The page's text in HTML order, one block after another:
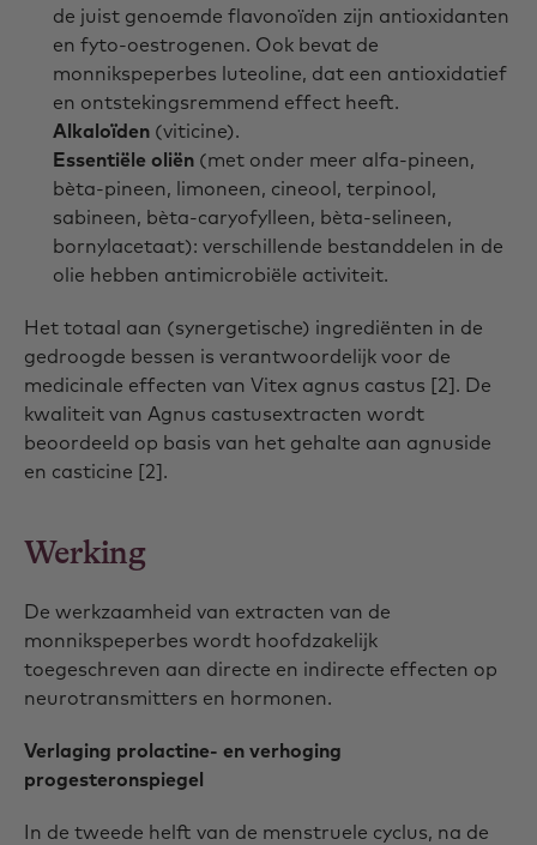
de juist genoemde flavonoïden zijn antioxidanten
en fyto-oestrogenen. Ook bevat de
monnikspeperbes luteoline, dat een antioxidatief
en ontstekingsremmend effect heeft.
Alkaloïden (viticine).
Essentiële oliën (met onder meer alfa-pineen,
bèta-pineen, limoneen, cineool, terpinool,
sabineen, bèta-caryofylleen, bèta-selineen,
bornylacetaat): verschillende bestanddelen in de
olie hebben antimicrobiële activiteit.
Het totaal aan (synergetische) ingrediënten in de
gedroogde bessen is verantwoordelijk voor de
medicinale effecten van Vitex agnus castus [2]. De
kwaliteit van Agnus castusextracten wordt
beoordeeld op basis van het gehalte aan agnuside
en casticine [2].
Werking
De werkzaamheid van extracten van de
monnikspeperbes wordt hoofdzakelijk
toegeschreven aan directe en indirecte effecten op
neurotransmitters en hormonen.
Verlaging prolactine- en verhoging
progesteronspiegel
In de tweede helft van de menstruele cyclus, na de